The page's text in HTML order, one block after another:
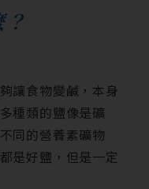
讓食物變鹹，本身
種類的鹽像是礦
同的營養素礦物
是好鹽，但是一定